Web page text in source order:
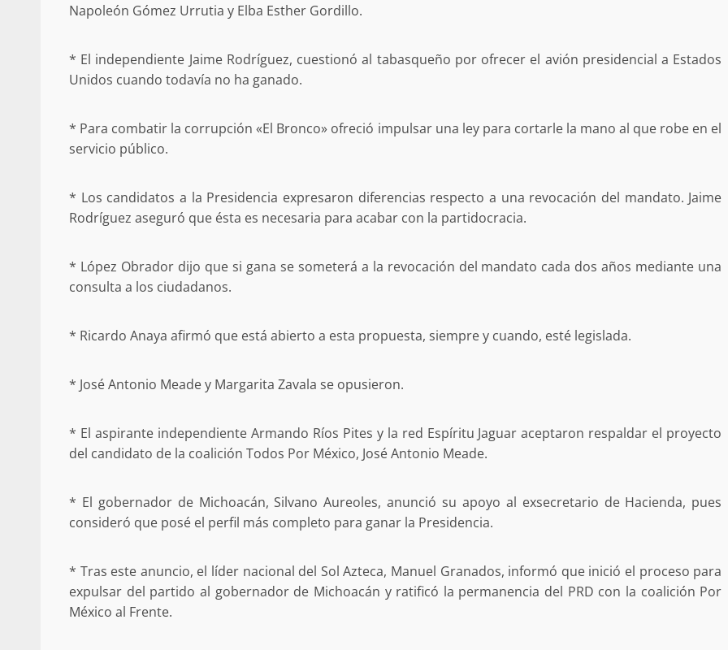
Napoleón Gómez Urrutia y Elba Esther Gordillo.
* El independiente Jaime Rodríguez, cuestionó al tabasqueño por ofrecer el avión presidencial a Estados
Unidos cuando todavía no ha ganado.
* Para combatir la corrupción «El Bronco» ofreció impulsar una ley para cortarle la mano al que robe en el
servicio público.
* Los candidatos a la Presidencia expresaron diferencias respecto a una revocación del mandato. Jaime
Rodríguez aseguró que ésta es necesaria para acabar con la partidocracia.
* López Obrador dijo que si gana se someterá a la revocación del mandato cada dos años mediante una
consulta a los ciudadanos.
* Ricardo Anaya afirmó que está abierto a esta propuesta, siempre y cuando, esté legislada.
* José Antonio Meade y Margarita Zavala se opusieron.
* El aspirante independiente Armando Ríos Pites y la red Espíritu Jaguar aceptaron respaldar el proyecto
del candidato de la coalición Todos Por México, José Antonio Meade.
* El gobernador de Michoacán, Silvano Aureoles, anunció su apoyo al exsecretario de Hacienda, pues
consideró que posé el perfil más completo para ganar la Presidencia.
* Tras este anuncio, el líder nacional del Sol Azteca, Manuel Granados, informó que inició el proceso para
expulsar del partido al gobernador de Michoacán y ratificó la permanencia del PRD con la coalición Por
México al Frente.
Tapanatepec
22 octubre 2024
los partidos políticos.
Detienen a Ernesto Ruffo en Baja
presuntos delitos de delincuencia
Ciudad Salud: justicia social para
para reforzar la vigilancia y
búsqueda de persona desaparecida
presuntos delitos de delincuencia